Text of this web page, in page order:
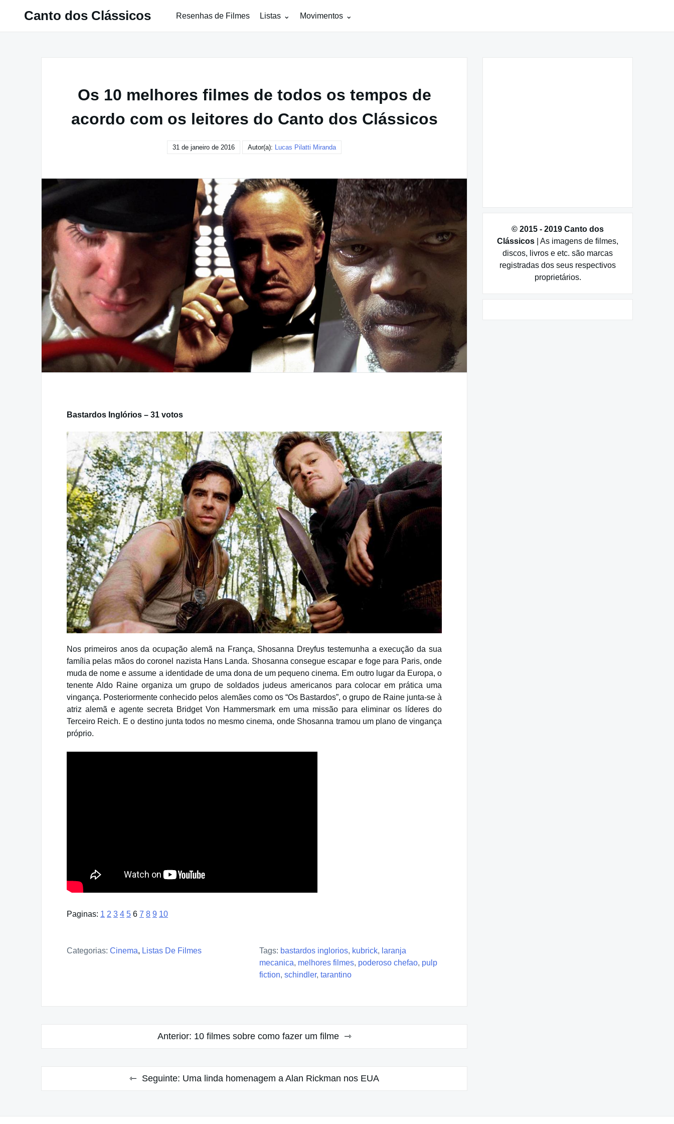
Canto dos Clássicos Resenhas de Filmes Listas Movimentos
Os 10 melhores filmes de todos os tempos de
acordo com os leitores do Canto dos Clássicos
31 de janeiro de 2016 Autor(a): Lucas Pilatti Miranda
Bastardos Inglórios – 31 votos
Nos primeiros anos da ocupação alemã na França, Shosanna Dreyfus testemunha a execução da sua
família pelas mãos do coronel nazista Hans Landa. Shosanna consegue escapar e foge para Paris, onde
muda de nome e assume a identidade de uma dona de um pequeno cinema. Em outro lugar da Europa, o
tenente Aldo Raine organiza um grupo de soldados judeus americanos para colocar em prática uma
vingança. Posteriormente conhecido pelos alemães como os “Os Bastardos”, o grupo de Raine junta-se à
atriz alemã e agente secreta Bridget Von Hammersmark em uma missão para eliminar os líderes do
Terceiro Reich. E o destino junta todos no mesmo cinema, onde Shosanna tramou um plano de vingança
próprio.
Paginas: 1 2 3 4 5 6 7 8 9 10
Categorias: Cinema, Listas De Filmes Tags: bastardos inglorios, kubrick, laranja
mecanica, melhores filmes, poderoso chefao, pulp
fiction, schindler, tarantino
Anterior: 10 filmes sobre como fazer um filme
Seguinte: Uma linda homenagem a Alan Rickman nos EUA
© 2015 - 2019 Canto dos
Clássicos | As imagens de filmes,
discos, livros e etc. são marcas
registradas dos seus respectivos
proprietários.